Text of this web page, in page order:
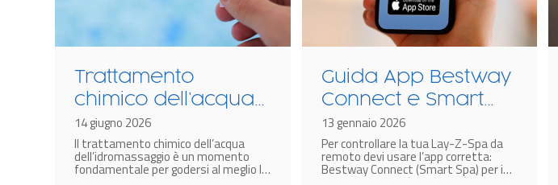
Trattamento
chimico dell’acqua
dell’idromassaggio
gonfiabile: come
farlo?
14 giugno 2026
Il trattamento chimico dell’acqua
dell’idromassaggio è un momento
fondamentale per godersi al meglio la
Guida App Bestway
Connect e Smart
Hub: Come
collegare Lay-Z-
Spa allo
13 gennaio 2026
Per controllare la tua Lay-Z-Spa da
remoto devi usare l’app corretta:
Bestway Connect (Smart Spa) per i